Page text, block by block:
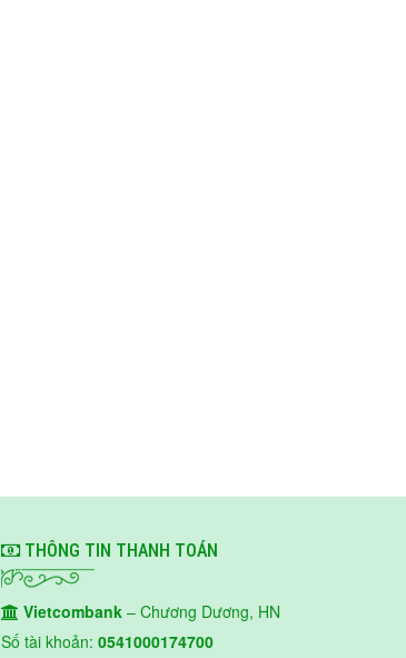
THÔNG TIN THANH TOÁN
Vietcombank– Chương Dương, HN
Số tài khoản: 0541000174700